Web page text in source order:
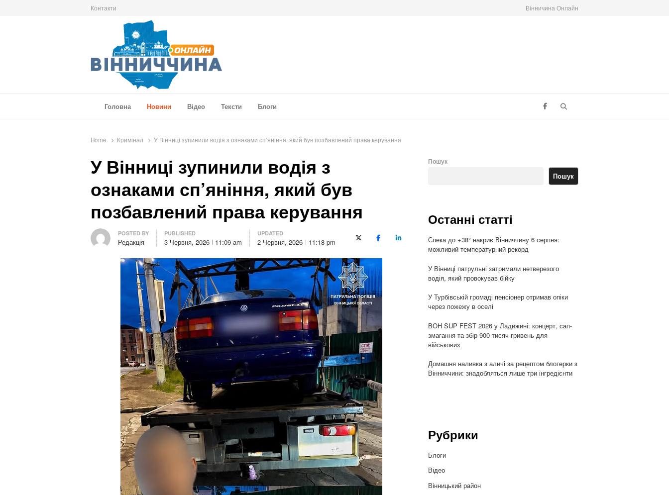
Контакти Вінничина Онлайн
Головна
Новини Відео Тексти Блоги
Home Кримінал У Вінниці зупинили водія з ознаками сп’яніння, який був позбавлений права керування
У Вінниці зупинили водія з
ознаками сп’яніння, який був
позбавлений права керування
Author
POSTED BY
Редакція
PUBLISHED
3 Червня, 2026 11:09 am
UPDATED
2 Червня, 2026 11:18 pm X (Twitter)FacebookLinkedIn
Пошук
Пошук
Останні статті
Спека до +38° накриє Вінниччину 6 серпня:
можливий температурний рекорд
У Вінниці патрульні затримали нетверезого
водія, який провокував бійку
У Турбівській громаді пенсіонер отримав опіки
через пожежу в оселі
BOH SUP FEST 2026 у Ладижині: концерт, сап-
змагання та збір 900 тисяч гривень для
військових
Домашня наливка з аличі за рецептом блогерки з
Вінниччини: знадобляться лише три інгредієнти
Рубрики
Блоги
Відео
Вінницький район